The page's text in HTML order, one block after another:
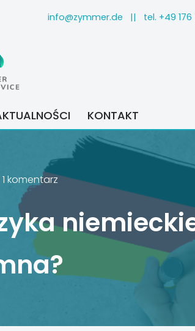
info@zymmer.de || tel. +49
KONTAKT
1 komentarz